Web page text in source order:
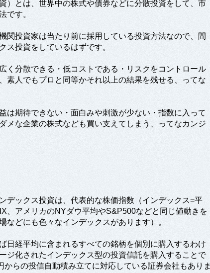
）とは、世界中の株式や債券などに分散投資をして、市
です。
関投資家は当たり前に採用している投資方法なので、間
ス投資をしているはずです。
く分散できる・低コストである・リスクをコントロール
素人でもプロと同等かそれ以上の結果を残せる、ってな
は期待できない・面白みや刺激が少ない・指数に入って
メな企業の株式なども買い支えてしまう、ってなカンジ
デックス投資は、代表的な株価指数（インデックス=平
、アメリカのNYダウ平均やS&P500などと同じ値動きを
などにも色々なインデックスがあります）。
日経平均に含まれるすべての銘柄を個別に購入するわけ
ジ化されたインデックス型の投資信託を購入することで
らの投信自動積み立てに対応している証券会社もありま